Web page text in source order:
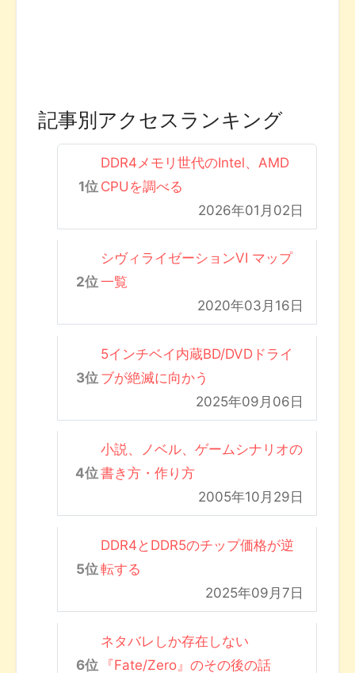
記事別アクセスランキング
DDR4メモリ世代のIntel、AMD
CPUを調べる
2026年01月02日
シヴィライゼーションVI マップ
一覧
2020年03月16日
5インチベイ内蔵BD/DVDドライ
ブが絶滅に向かう
2025年09月06日
小説、ノベル、ゲームシナリオの
書き方・作り方
2005年10月29日
DDR4とDDR5のチップ価格が逆
転する
2025年09月7日
ネタバレしか存在しない
『Fate/Zero』のその後の話